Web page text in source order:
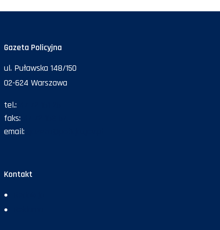
Gazeta Policyjna
ul. Puławska 148/150
02-624 Warszawa
tel.:
faks:
email:
Kontakt